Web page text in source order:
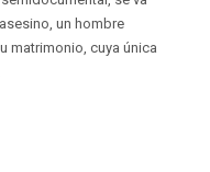
un hombre
matrimonio, cuya única